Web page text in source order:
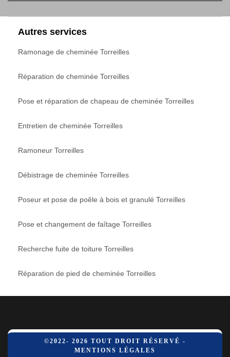
Autres services
Ramonage de cheminée Torreilles
Réparation de cheminée Torreilles
Pose et réparation de chapeau de cheminée Torreilles
Entretien de cheminée Torreilles
Ramoneur Torreilles
Débistrage de cheminée Torreilles
Poseur et pose de poêle à bois et granulé Torreilles
Pose et changement de faîtage Torreilles
Recherche fuite de toiture Torreilles
Réparation de pied de cheminée Torreilles
©2022- 2026 TOUT DROIT RÉSERVÉ -
MENTIONS LÉGALES